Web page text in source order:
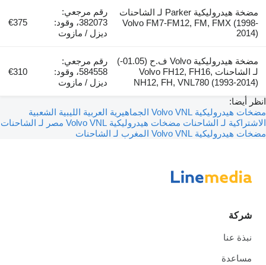
مضخة هيدروليكية Parker لـ الشاحنات
Volvo FM7-FM12, FM, FMX (1998-
2014)
رقم مرجعي:
382073، وقود:
ديزل / مازوت
€375
مضخة هيدروليكية Volvo ف.ح (01.05-)
لـ الشاحنات Volvo FH12, FH16,
NH12, FH, VNL780 (1993-2014)
رقم مرجعي:
584558، وقود:
ديزل / مازوت
€310
انظر أيضا:
مضخات هيدروليكية Volvo VNL الجماهيرية العربية الليبية الشعبية
الاشتراكية لـ الشاحنات مضخات هيدروليكية Volvo VNL مصر لـ الشاحنات
مضخات هيدروليكية Volvo VNL المغرب لـ الشاحنات
شركة
نبذة عنا
مساعدة